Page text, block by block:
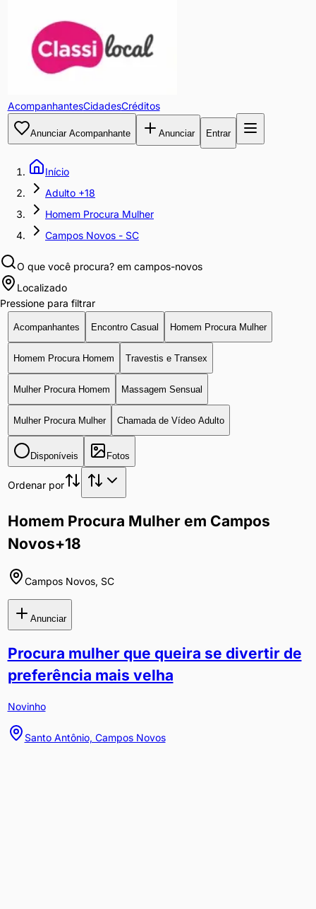
AcompanhantesCidadesCréditos
Anunciar Acompanhante Anunciar Entrar
Início
Adulto +18
Homem Procura Mulher
Campos Novos - SC
O que você procura? em campos-novos
Localizado
Pressione para filtrar
Acompanhantes Encontro Casual Homem Procura Mulher
Homem Procura Homem Travestis e Transex
Mulher Procura Homem Massagem Sensual
Mulher Procura Mulher Chamada de Vídeo Adulto
Disponíveis Fotos
Ordenar por
Homem Procura Mulher em Campos
Novos+18
Campos Novos, SC
Anunciar
Procura mulher que queira se divertir de
preferência mais velha
Novinho
Santo Antônio, Campos Novos